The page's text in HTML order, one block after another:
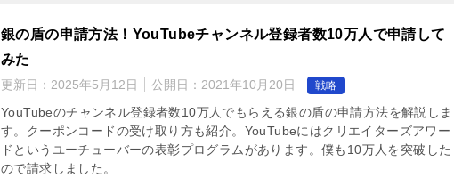
銀の盾の申請方法！YouTubeチャンネル登録者数10万人で申請して
みた
更新日： 2025年5月12日 公開日： 2021年10月20日 戦略
YouTubeのチャンネル登録者数10万人でもらえる銀の盾の申請方法を解説しま
す。クーポンコードの受け取り方も紹介。YouTubeにはクリエイターズアワー
ドというユーチューバーの表彰プログラムがあります。僕も10万人を突破した
ので請求しました。